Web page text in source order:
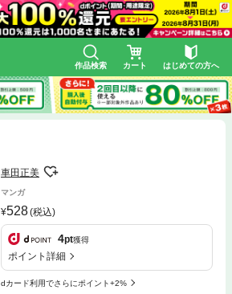
作品検索 カート はじめての方へ
車田正美
マンガ
528(税込)
4pt獲得
ポイント詳細
dカード利用でさらにポイント+2%